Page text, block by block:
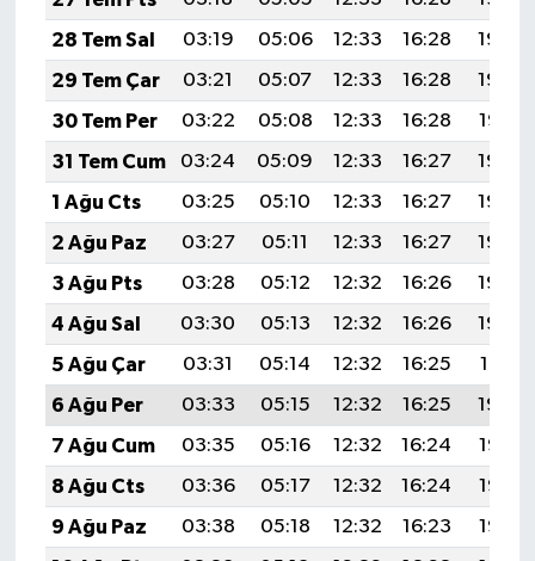
28 Tem Sal
03:19 05:06 12:33 16:28
19:49
29 Tem Çar
03:21 05:07 12:33 16:28
19:48
30 Tem Per
03:22 05:08 12:33 16:28
19:47
31 Tem Cum
03:24 05:09 12:33 16:27
19:46
1 Ağu Cts
03:25 05:10 12:33 16:27
19:45
2 Ağu Paz
03:27 05:11 12:33 16:27
19:44
3 Ağu Pts
03:28 05:12 12:32 16:26
19:43
4 Ağu Sal
03:30 05:13 12:32 16:26
19:42
5 Ağu Çar
03:31 05:14 12:32 16:25
19:41
6 Ağu Per
03:33 05:15 12:32 16:25
19:40
7 Ağu Cum
03:35 05:16 12:32 16:24
19:38
8 Ağu Cts
03:36 05:17 12:32 16:24
19:37
9 Ağu Paz
03:38 05:18 12:32 16:23
19:36
Resmi İlan
Rüya Tabirleri
Sağlık
Şaphane
Simav
Siyaset
Spor
Tavşanlı
Teknoloji
Türkiye